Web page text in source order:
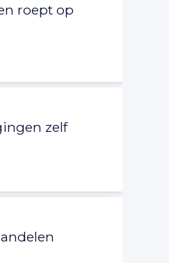
roept op
zelf